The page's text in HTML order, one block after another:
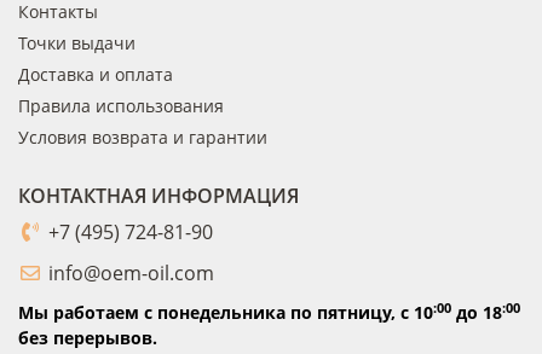
Контакты
Точки выдачи
Доставка и оплата
Правила использования
Условия возврата и гарантии
КОНТАКТНАЯ ИНФОРМАЦИЯ
+7 (495) 724-81-90
info@oem-oil.com
Мы работаем с понедельника по пятницу, с 10:00 до 18:00
без перерывов.